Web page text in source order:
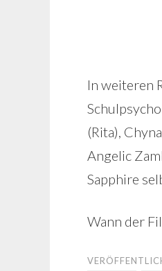
In weiteren
(Rita),
Angelic
Sapphire
Wann der